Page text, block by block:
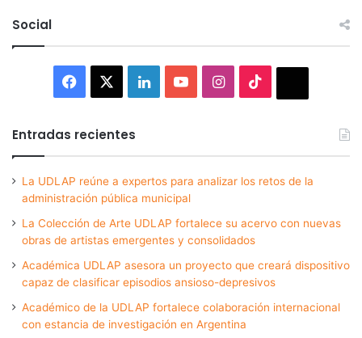
Social
Facebook LinkedInYouTubeInstagram
Entradas recientes
La UDLAP reúne a expertos para analizar los retos de la
administración pública municipal
La Colección de Arte UDLAP fortalece su acervo con nuevas
obras de artistas emergentes y consolidados
Académica UDLAP asesora un proyecto que creará dispositivo
capaz de clasificar episodios ansioso-depresivos
Académico de la UDLAP fortalece colaboración internacional
con estancia de investigación en Argentina